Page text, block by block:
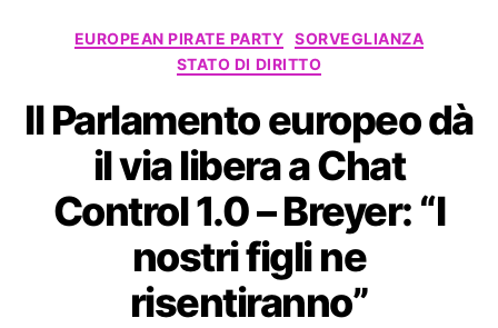
Categorie
EUROPEAN PIRATE PARTY
SORVEGLIANZA
STATO DI DIRITTO
Il Parlamento europeo dà
il via libera a Chat
Control 1.0 – Breyer: “I
nostri figli ne
risentiranno”